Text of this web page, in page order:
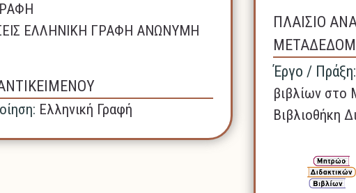
ΕΛΛΗΝΙΚΗ ΓΡΑΦΗ ΑΝΩΝΥΜΗ
Ελληνική Γραφή
ΠΛΑΙΣΙΟ
Έργο / Πράξη:
βιβλίων στο
Βιβλιοθήκη